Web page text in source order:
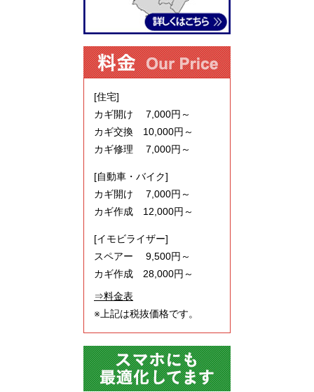
[住宅]
カギ開け 7,000円～
カギ交換 10,000円～
カギ修理 7,000円～
[自動車・バイク]
カギ開け 7,000円～
カギ作成 12,000円～
[イモビライザー]
スペアー 9,500円～
カギ作成 28,000円～
⇒料金表
※上記は税抜価格です。